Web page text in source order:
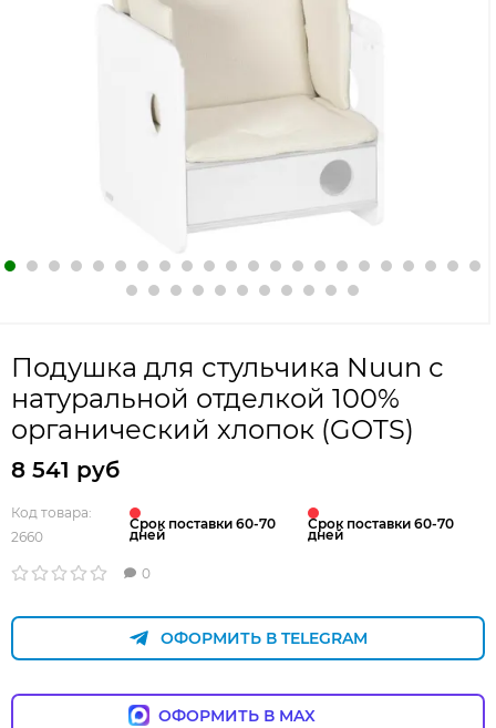
Подушка для стульчика Nuun с
натуральной отделкой 100%
органический хлопок (GOTS)
8 541 руб
Код товара:
2660
Срок поставки 60-70
дней
Срок поставки 60-70
дней
0
ОФОРМИТЬ В TELEGRAM
ОФОРМИТЬ В MAX